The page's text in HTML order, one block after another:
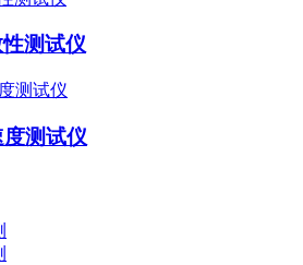
测试仪
测试仪